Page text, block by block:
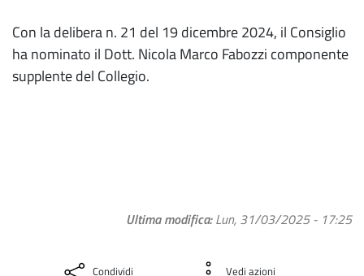
Con la delibera n. 21 del 19 dicembre 2024, il Consiglio
ha nominato il Dott. Nicola Marco Fabozzi componente
supplente del Collegio.
Ultima modifica Lun, 31/03/2025 - 17:25
Condividi Vedi azioni